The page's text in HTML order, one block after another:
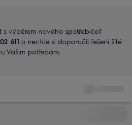
s výběrem nového spotřebiče?
611 a nechte si doporučit řešení šité
Vašim potřebám.